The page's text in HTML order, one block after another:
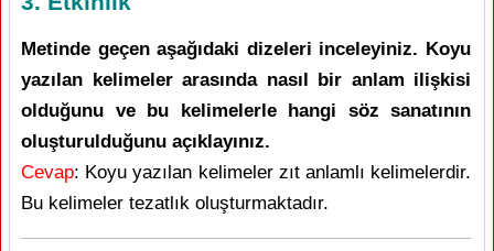
Metinde geçen aşağıdaki dizeleri inceleyiniz. Koyu
yazılan kelimeler arasında nasıl bir anlam ilişkisi
olduğunu ve bu kelimelerle hangi söz sanatının
oluşturulduğunu açıklayınız.
Cevap: Koyu yazılan kelimeler zıt anlamlı kelimelerdir.
Bu kelimeler tezatlık oluşturmaktadır.